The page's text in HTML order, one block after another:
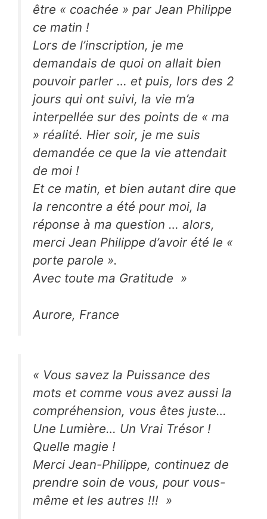
être « coachée » par Jean Philippe
ce matin !
Lors de l’inscription, je me
demandais de quoi on allait bien
pouvoir parler … et puis, lors des 2
jours qui ont suivi, la vie m’a
interpellée sur des points de « ma
» réalité. Hier soir, je me suis
demandée ce que la vie attendait
de moi !
Et ce matin, et bien autant dire que
la rencontre a été pour moi, la
réponse à ma question … alors,
merci Jean Philippe d’avoir été le «
porte parole ».
Avec toute ma Gratitude »
Aurore, France
« Vous savez la Puissance des
mots et comme vous avez aussi la
compréhension, vous êtes juste…
Une Lumière… Un Vrai Trésor !
Quelle magie !
Merci Jean-Philippe, continuez de
prendre soin de vous, pour vous-
même et les autres !!! »